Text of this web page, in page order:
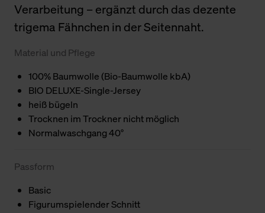
Verarbeitung – ergänzt durch das dezente
trigema Fähnchen in der Seitennaht.
Material und Pflege
100% Baumwolle (Bio-Baumwolle kbA)
BIO DELUXE-Single-Jersey
heiß bügeln
Trocknen im Trockner nicht möglich
Normalwaschgang 40°
Passform
Basic
Figurumspielender Schnitt